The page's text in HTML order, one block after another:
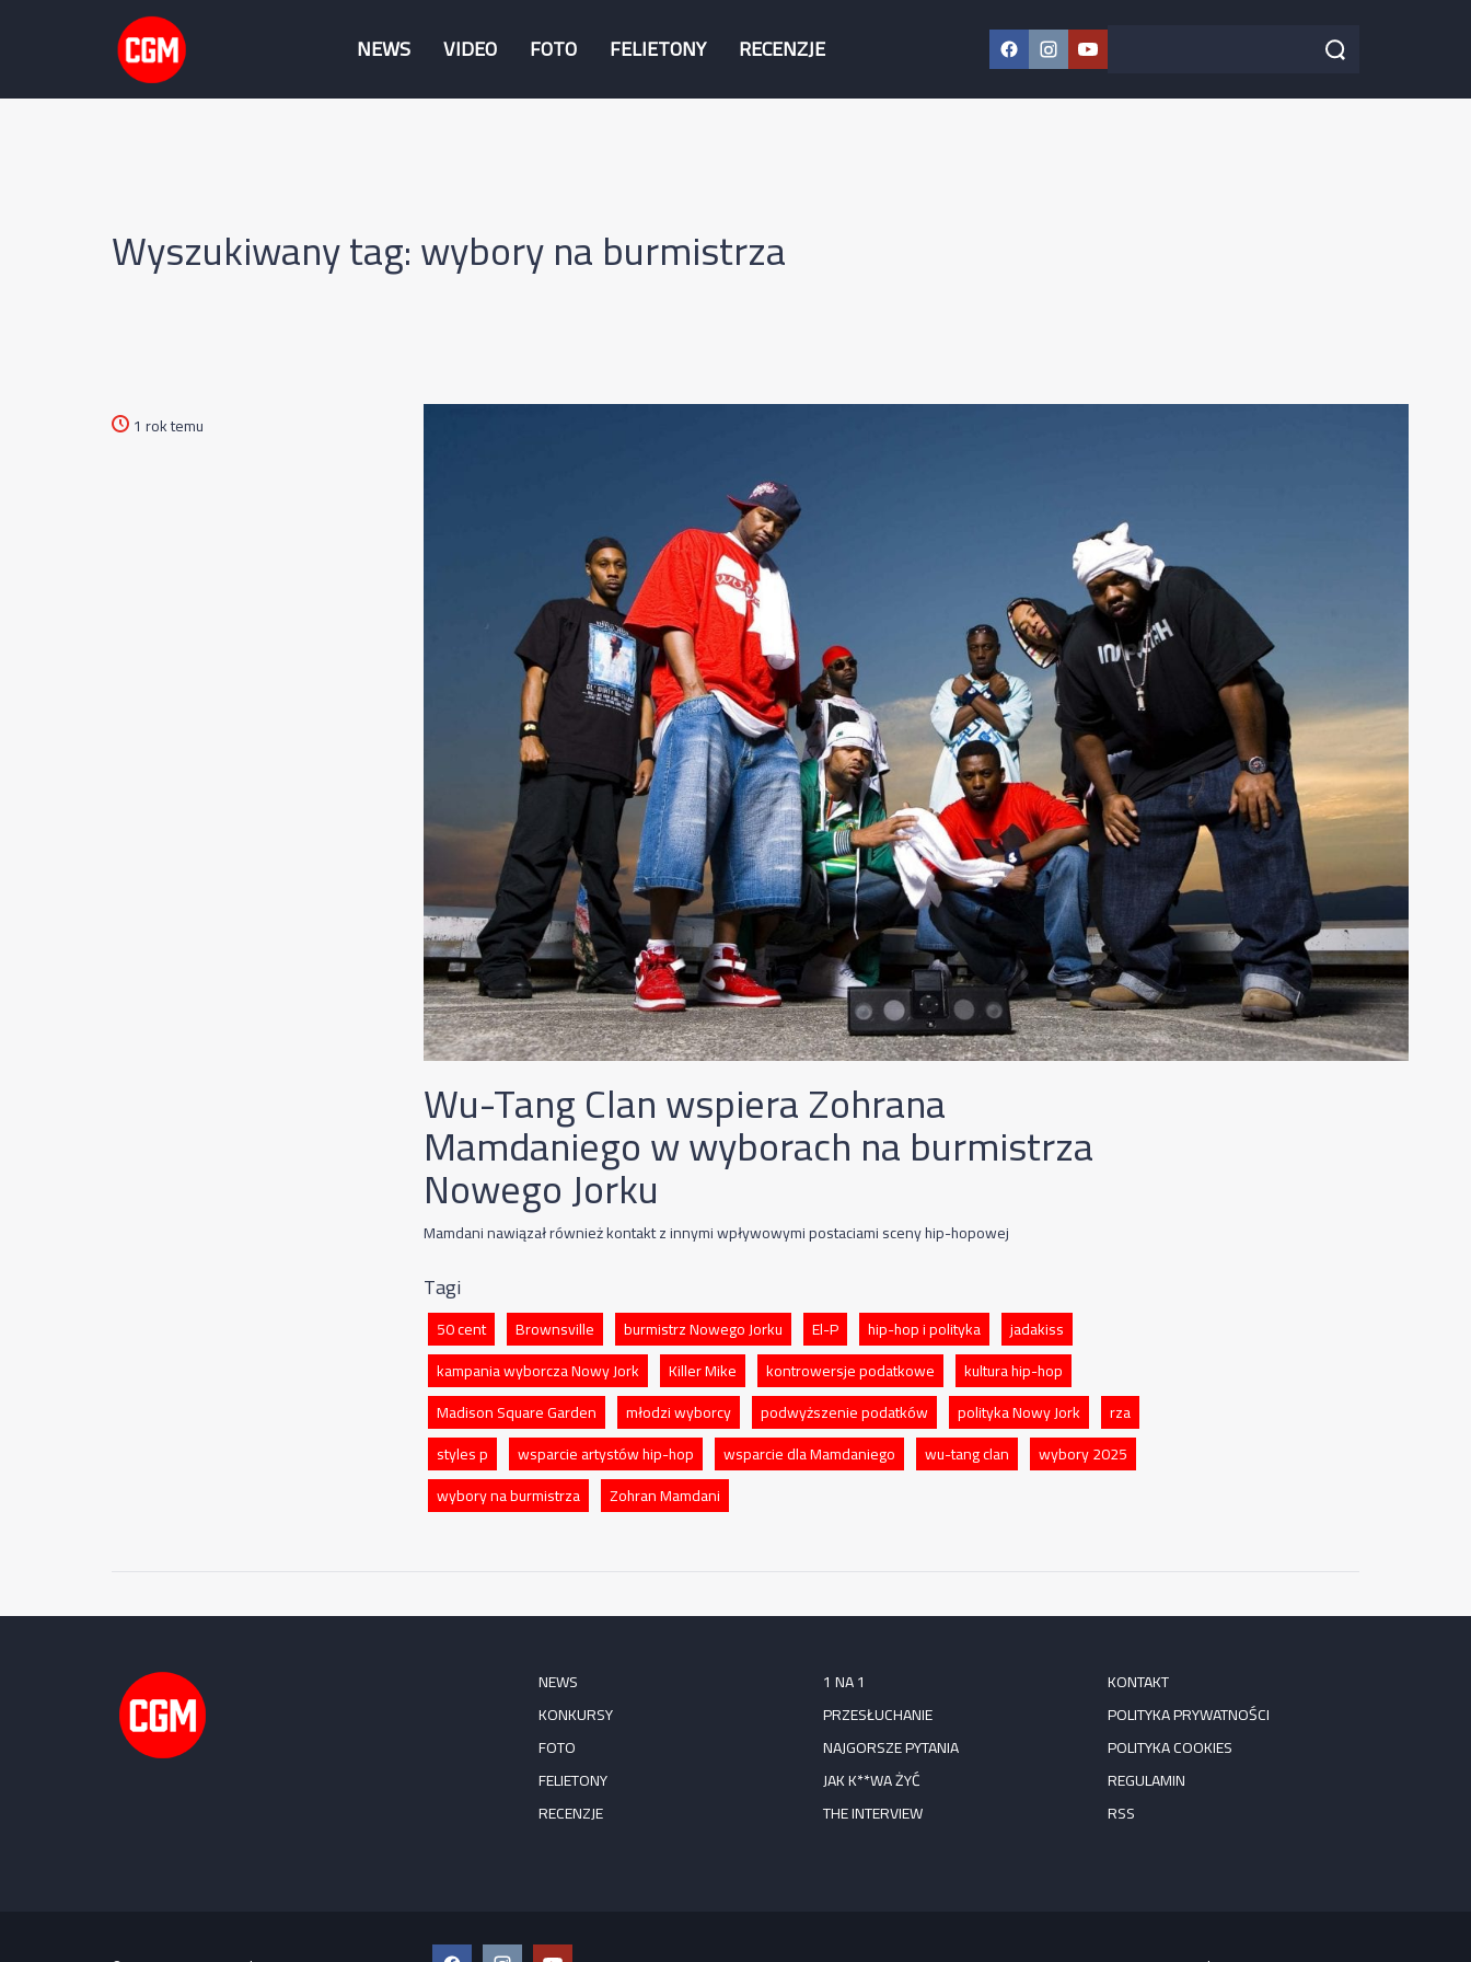
NEWS VIDEO FOTO FELIETONY RECENZJE Facebook
Instagram
YouTube
Szukaj w serwisie Szukaj
Wyszukiwany tag: wybory na burmistrza
1 rok temu
Wu-Tang Clan wspiera Zohrana
Mamdaniego w wyborach na burmistrza
Nowego Jorku
Mamdani nawiązał również kontakt z innymi wpływowymi postaciami sceny hip-hopowej
Tagi
50 cent Brownsville burmistrz Nowego Jorku El-P hip-hop i polityka
jadakiss
kampania wyborcza Nowy Jork
Killer Mike kontrowersje podatkowe
kultura hip-hop
Madison Square Garden
młodzi wyborcy podwyższenie podatków polityka Nowy Jork
rza
styles p
wsparcie artystów hip-hop wsparcie dla Mamdaniego wu-tang clan
wybory 2025
wybory na burmistrza
Zohran Mamdani
NEWS
KONKURSY
FOTO
FELIETONY
RECENZJE
1 NA 1
PRZESŁUCHANIE
NAJGORSZE PYTANIA
JAK K**WA ŻYĆ
THE INTERVIEW
KONTAKT
POLITYKA PRYWATNOŚCI
POLITYKA COOKIES
REGULAMIN
RSS